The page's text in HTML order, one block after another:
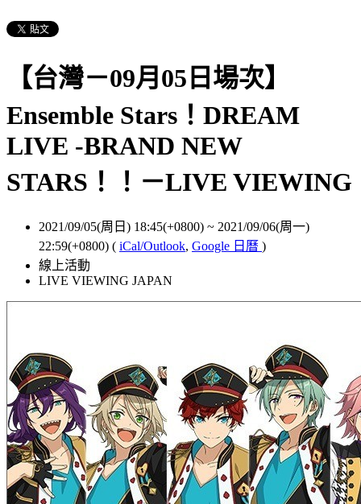
【台灣－09月05日場次】
Ensemble Stars！DREAM
LIVE -BRAND NEW
STARS！！－LIVE VIEWING
2021/09/05(周日) 18:45(+0800) ~ 2021/09/06(周一)
22:59(+0800) ( iCal/Outlook, Google 日曆 )
線上活動
LIVE VIEWING JAPAN